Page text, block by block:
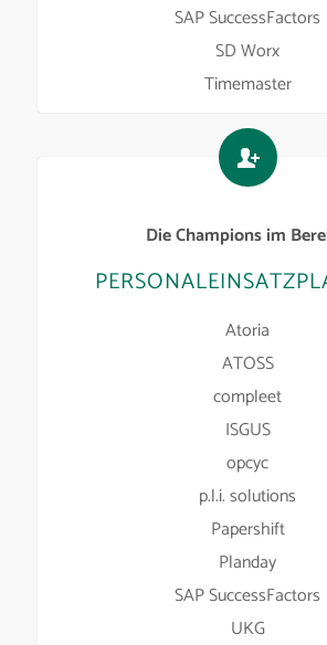
SAP SuccessFactors
SD Worx
Timemaster
Die Champions im
Atoria
ATOSS
compleet
ISGUS
opcyc
p.l.i. solutions
Papershift
Planday
SAP SuccessFactors
UKG